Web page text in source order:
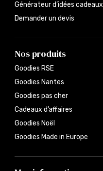
Générateur d’idées cadeaux
Demander un devis
Nos produits
Goodies RSE
Goodies Nantes
Goodies pas cher
Cadeaux d’affaires
Goodies Noël
Goodies Made in Europe